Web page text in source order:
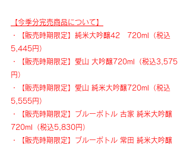
【今季分完売商品について】
・【販売時期限定】純米大吟醸42　720ml（税込
5,445円）
・【販売時期限定】愛山 大吟醸720ml（税込3,575
円）
・【販売時期限定】愛山 純米大吟醸720ml（税込
5,555円）
・【販売時期限定】ブルーボトル 古家 純米大吟醸
720ml（税込5,830円）
・【販売時期限定】ブルーボトル 常田 純米大吟醸